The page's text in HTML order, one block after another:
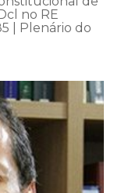
no RE
| Plenário do